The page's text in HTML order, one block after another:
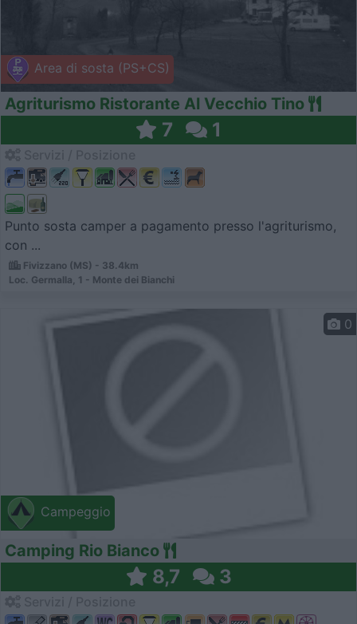
Area di sosta (PS+CS)
Agriturismo Ristorante Al Vecchio Tino
7 1
Punto sosta camper a pagamento presso l'agriturismo,
con ...
Fivizzano (MS) - 38.4km
Loc. Germalla, 1 - Monte dei Bianchi
Campeggio
0
Camping Rio Bianco
8,7 3